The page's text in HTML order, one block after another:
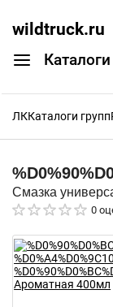
wildtruck.ru
Каталоги
ЛККаталоги групп
Смазка
0